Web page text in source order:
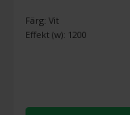
Färg: Vit
Effekt (w): 1200